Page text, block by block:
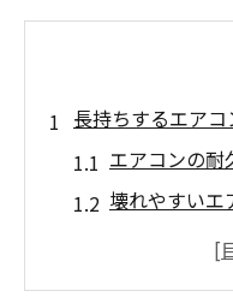
長持ちするエア
エアコンの耐
壊れやすいエ